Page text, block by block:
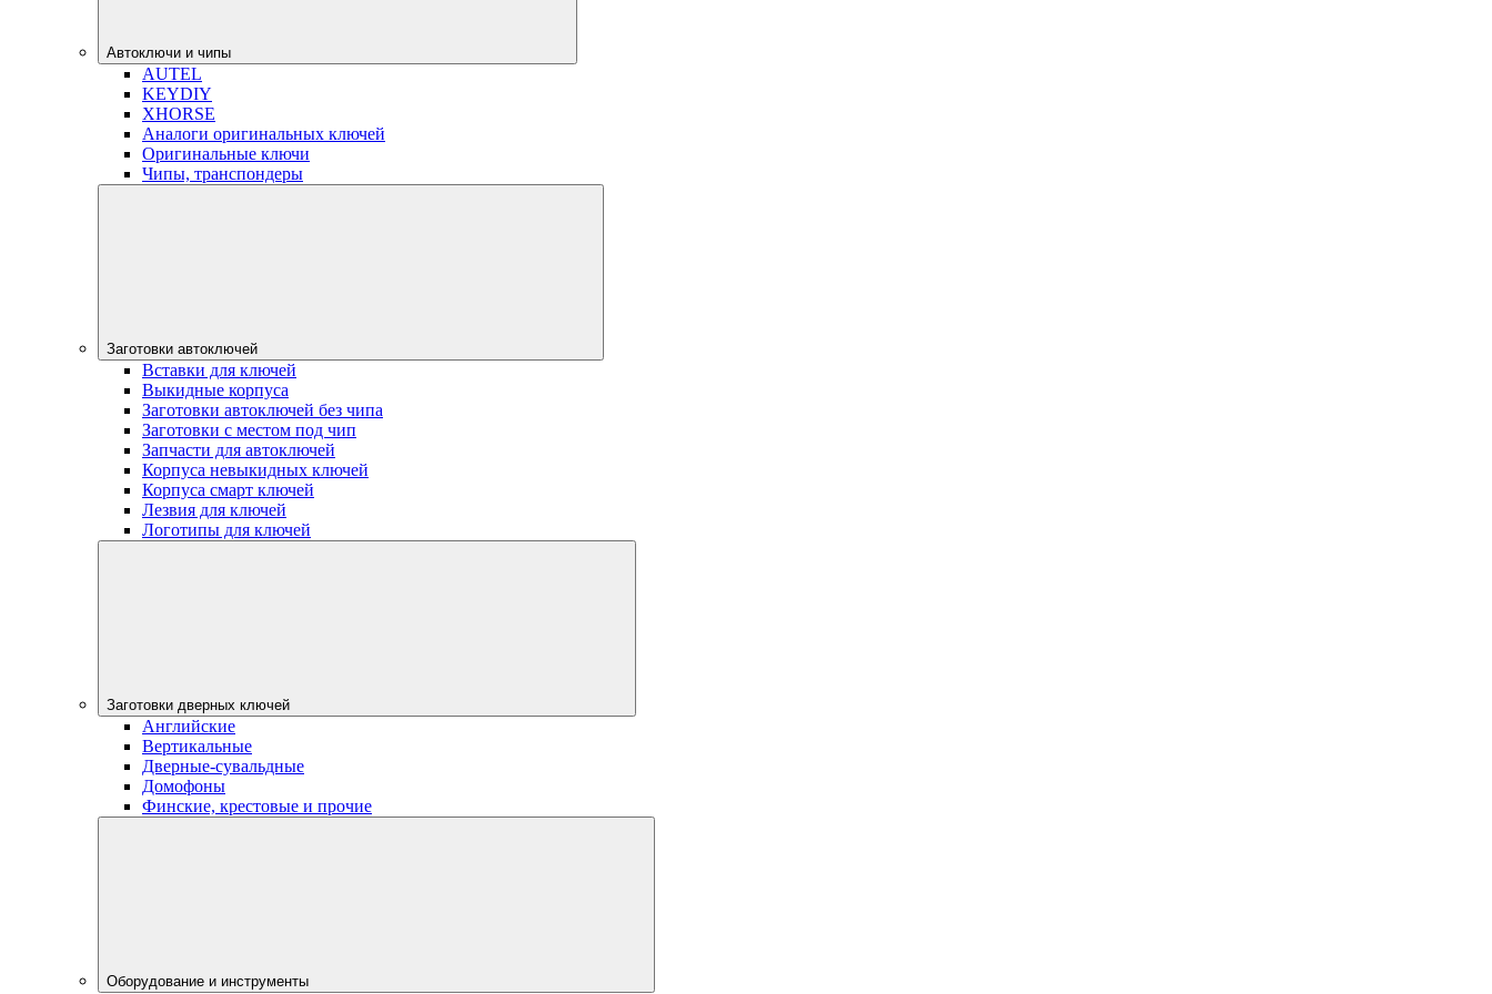
Автоключи и чипы
AUTEL
KEYDIY
XHORSE
Аналоги оригинальных ключей
Оригинальные ключи
Чипы, транспондеры
Заготовки автоключей
Вставки для ключей
Выкидные корпуса
Заготовки автоключей без чипа
Заготовки с местом под чип
Запчасти для автоключей
Корпуса невыкидных ключей
Корпуса смарт ключей
Лезвия для ключей
Логотипы для ключей
Заготовки дверных ключей
Английские
Вертикальные
Дверные-сувальдные
Домофоны
Финские, крестовые и прочие
Оборудование и инструменты